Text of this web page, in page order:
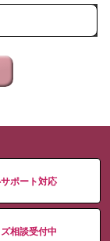
ポート対応
相談受付中